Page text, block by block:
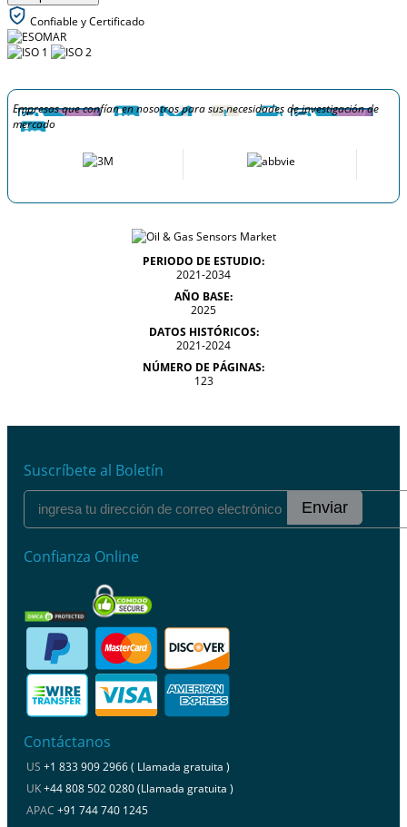
Confiable y Certificado
Empresas que confían en nosotros para sus necesidades de investigación de
mercado
PERIODO DE ESTUDIO:
2021-2034
AÑO BASE:
2025
DATOS HISTÓRICOS:
2021-2024
NÚMERO DE PÁGINAS:
123
Suscríbete al Boletín
Enviar
Confianza Online
Contáctanos
US +1 833 909 2966 ( Llamada gratuita )
UK+44 808 502 0280 (Llamada gratuita )
APAC +91 744 740 1245